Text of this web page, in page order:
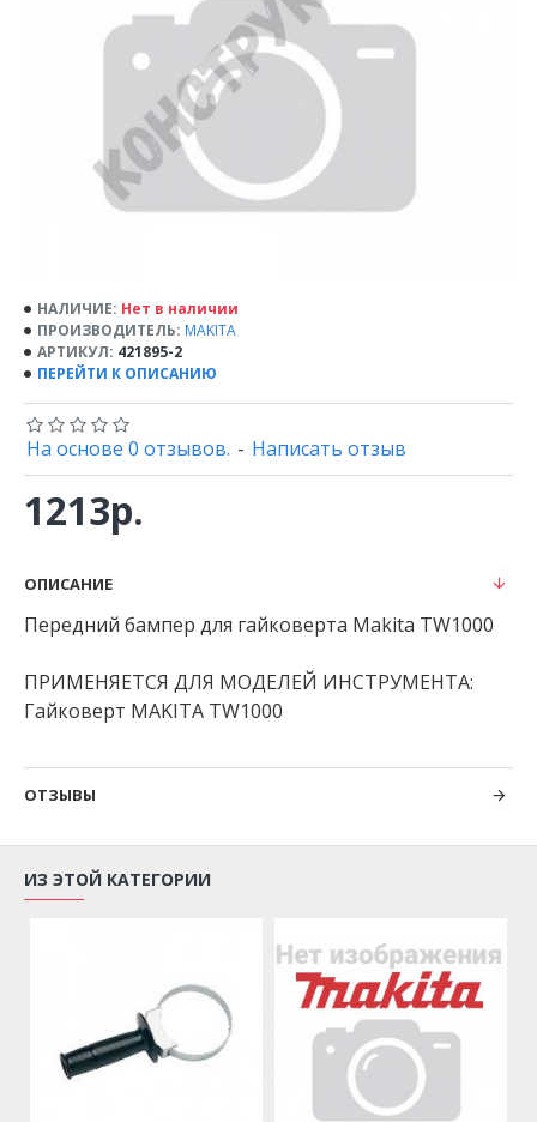
НАЛИЧИЕ: Нет в наличии
ПРОИЗВОДИТЕЛЬ: MAKITA
АРТИКУЛ: 421895-2
ПЕРЕЙТИ К ОПИСАНИЮ
На основе 0 отзывов. - Написать отзыв
1213р.
ОПИСАНИЕ
Передний бампер для гайковерта Makita TW1000
ПРИМЕНЯЕТСЯ ДЛЯ МОДЕЛЕЙ ИНСТРУМЕНТА:
Гайковерт MAKITA TW1000
ОТЗЫВЫ
ИЗ ЭТОЙ КАТЕГОРИИ